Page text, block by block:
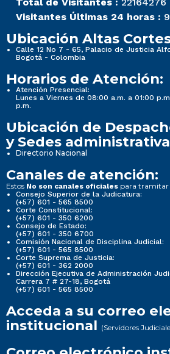
Visitantes Últimas 24 horas :
Ubicación Altas
Calle 12 No 7 - 65, Palacio de Justicia
Bogotá - Colombia
Horarios de Atención:
Atención Presencial:
Lunes a Viernes de 08:00 a.m. a 01:00
p.m.
Ubicación de
y Sedes
Directorio Nacional
Canales de atención:
Estos No son canales oficiales para tramitar
Consejo Superior de la Judicatura:
(+57) 601 - 565 8500
Corte Constitucional:
(+57) 601 - 350 6200
Consejo de Estado:
(+57) 601 - 350 6700
Comisión Nacional de Disciplina Judicial:
(+57) 601 - 565 8500
Corte Suprema de Justicia:
(+57) 601 - 362 2000
Dirección Ejecutiva de Administración
Carrera 7 # 27-18, Bogotá
(+57) 601 - 565 8500
Acceda a su correo
institucional (Servidores